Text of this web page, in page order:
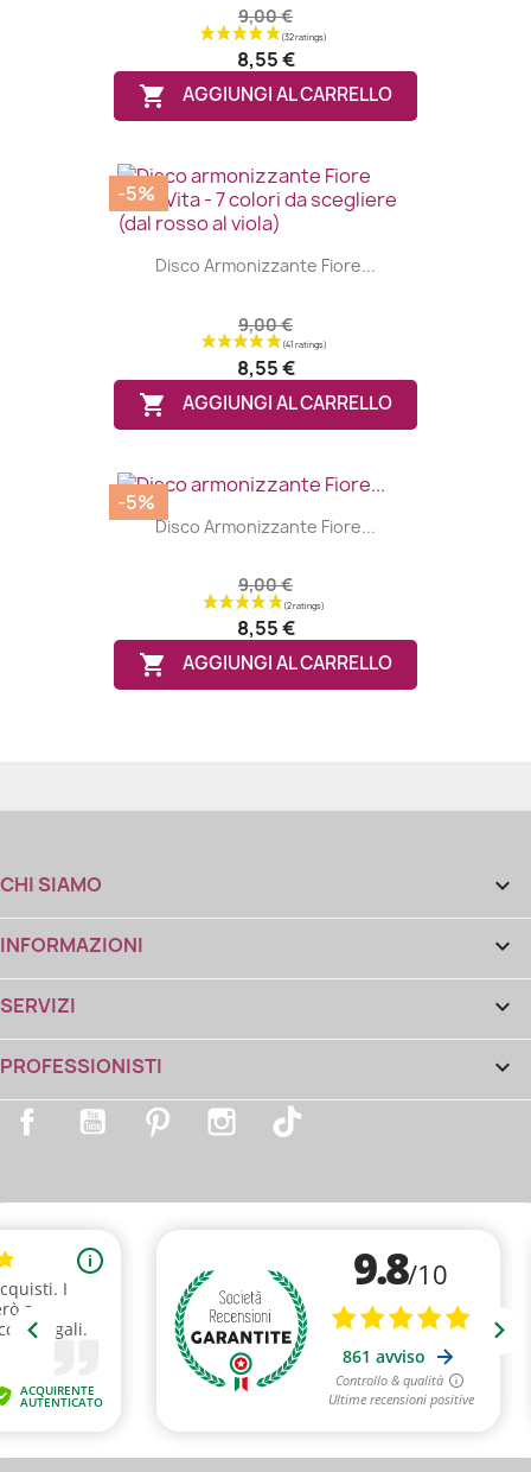
9,00 €
8,55 €
 AGGIUNGI AL CARRELLO
Disco Armonizzante Fiore...
9,00 €
8,55 €
 AGGIUNGI AL CARRELLO
-5%
Disco Armonizzante Fiore...
9,00 €
8,55 €
 AGGIUNGI AL CARRELLO
-5%
CHI SIAMO 
INFORMAZIONI 
SERVIZI 
PROFESSIONISTI 
Facebook YouTube Pinterest Instagram